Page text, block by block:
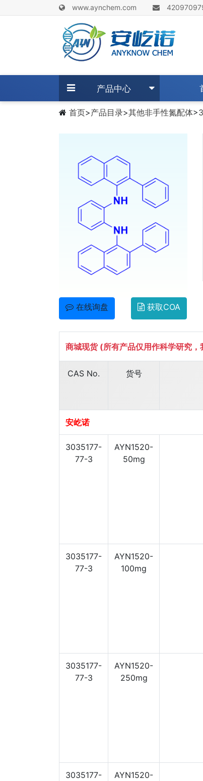
www.aynchem.com
产品中心
首页>产品目录>其他非手性氮配体>
在线询盘 获取COA
商城现货 (所有产品仅用作科学研究
CAS No. 货号
安屹诺
3035177-
77-3
AYN1520-
50mg
3035177-
77-3
AYN1520-
100mg
3035177-
77-3
AYN1520-
250mg
3035177-
AYN1520-